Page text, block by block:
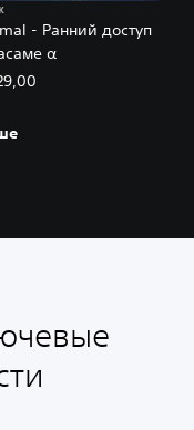
- Ранний доступ
α